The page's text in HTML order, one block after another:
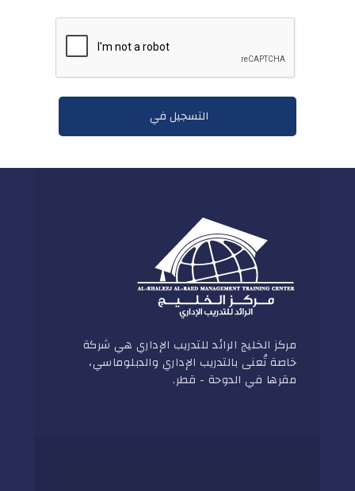
مركز الخليج الرائد للتدريب الإداري هي شركة
خاصة تُعنى بالتدريب الإداري والدبلوماسي،
مقرها في الدوحة - قطر.